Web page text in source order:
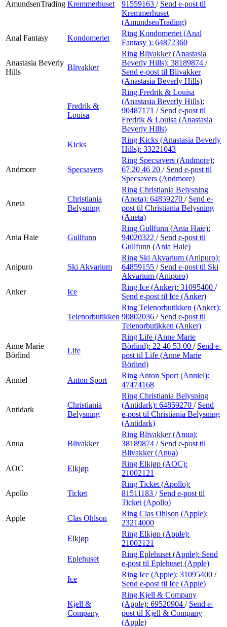
AmundsenTrading Kremmerhuset
91559163 / Send e-post til
Kremmerhuset
(AmundsenTrading)
Anal Fantasy
Kondomeriet
Ring Kondomeriet (Anal
Fantasy ): 64872360
Anastasia Beverly
Hills
Blivakker
Ring Blivakker (Anastasia
Beverly Hills): 38189874 /
Send e-post til Blivakker
(Anastasia Beverly Hills)
Fredrik &
Louisa
Ring Fredrik & Louisa
(Anastasia Beverly Hills):
90487171 / Send e-post til
Fredrik & Louisa (Anastasia
Beverly Hills)
Kicks
Ring Kicks (Anastasia Beverly
Hills): 33221043
Andmore Specsavers
Ring Specsavers (Andmore):
67 20 46 20 / Send e-post til
Specsavers (Andmore)
Aneta
Christiania
Belysning
Ring Christiania Belysning
(Aneta): 64859270 / Send e-
post til Christiania Belysning
(Aneta)
Ania Haie Gullfunn
Ring Gullfunn (Ania Haie):
94020322 / Send e-post til
Gullfunn (Ania Haie)
Anipuro Ski Akvarium
Ring Ski Akvarium (Anipuro):
64859155 / Send e-post til Ski
Akvarium (Anipuro)
Anker
Ice
Ring Ice (Anker): 31095400 /
Send e-post til Ice (Anker)
Telenorbutikken
Ring Telenorbutikken (Anker):
90802036 / Send e-post til
Telenorbutikken (Anker)
Anne Marie
Börlind
Life
Ring Life (Anne Marie
Börlind): 22 40 53 00 / Send e-
post til Life (Anne Marie
Börlind)
Anniel
Anton Sport
Ring Anton Sport (Anniel):
47474168
Antidark
Christiania
Belysning
Ring Christiania Belysning
(Antidark): 64859270 / Send
e-post til Christiania Belysning
(Antidark)
Anua Blivakker
Ring Blivakker (Anua):
38189874 / Send e-post til
Blivakker (Anua)
AOC
Elkjøp
Ring Elkjøp (AOC):
21002121
Apollo Ticket
Ring Ticket (Apollo):
81511183 / Send e-post til
Ticket (Apollo)
Apple
Clas Ohlson
Ring Clas Ohlson (Apple):
23214000
Elkjøp
Ring Elkjøp (Apple):
21002121
Eplehuset
Ring Eplehuset (Apple): Send
e-post til Eplehuset (Apple)
Ice
Ring Ice (Apple): 31095400 /
Send e-post til Ice (Apple)
Kjell &
Company
Ring Kjell & Company
(Apple): 69520904 / Send e-
post til Kjell & Company
(Apple)